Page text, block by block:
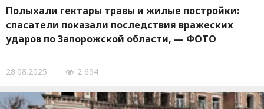
Полыхали гектары травы и жилые постройки:
спасатели показали последствия вражеских
ударов по Запорожской области, — ФОТО
28.08.2025 2 694